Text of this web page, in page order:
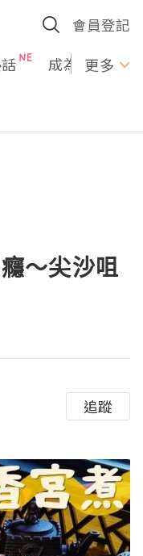
會員登記
成為U更多
～尖沙咀
追蹤